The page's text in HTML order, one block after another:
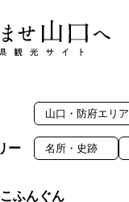
山口県観光サイト
山口・防府エリア
ー 名所・史跡